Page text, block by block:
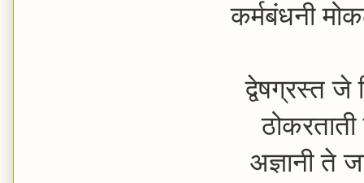
कर्मबंधनी
द्वेषग्रस्त जे
अज्ञानी ते